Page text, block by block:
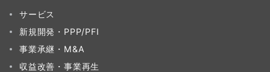
サービス
新規開発・PPP/PFI
事業承継・M&A
収益改善・事業再生